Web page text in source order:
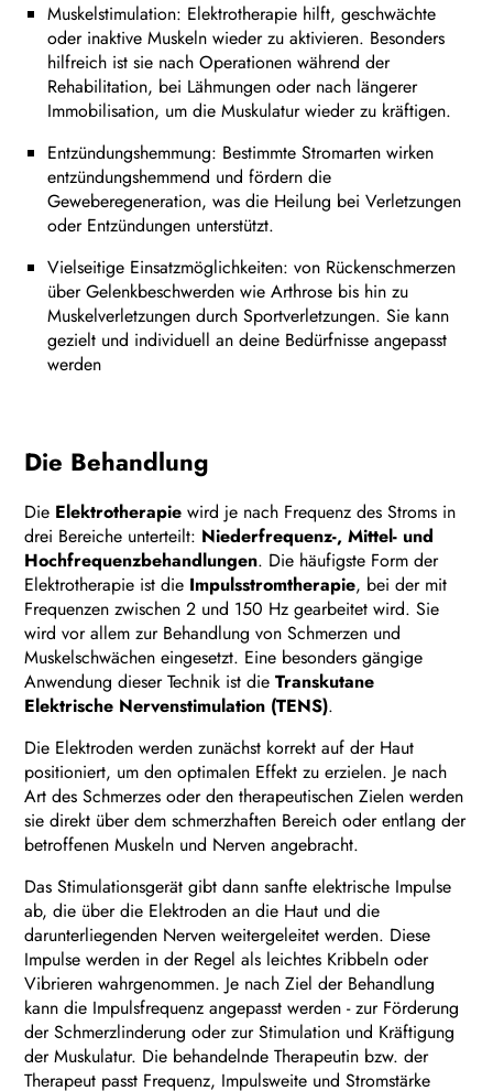
Muskelstimulation: Elektrotherapie hilft, geschwächte
oder inaktive Muskeln wieder zu aktivieren. Besonders
hilfreich ist sie nach Operationen während der
Rehabilitation, bei Lähmungen oder nach längerer
Immobilisation, um die Muskulatur wieder zu kräftigen.
Entzündungshemmung: Bestimmte Stromarten wirken
entzündungshemmend und fördern die
Geweberegeneration, was die Heilung bei Verletzungen
oder Entzündungen unterstützt.
Vielseitige Einsatzmöglichkeiten: von Rückenschmerzen
über Gelenkbeschwerden wie Arthrose bis hin zu
Muskelverletzungen durch Sportverletzungen. Sie kann
gezielt und individuell an deine Bedürfnisse angepasst
werden
Die Behandlung
Die Elektrotherapie wird je nach Frequenz des Stroms in
drei Bereiche unterteilt: Niederfrequenz-, Mittel- und
Hochfrequenzbehandlungen. Die häufigste Form der
Elektrotherapie ist die Impulsstromtherapie, bei der mit
Frequenzen zwischen 2 und 150 Hz gearbeitet wird. Sie
wird vor allem zur Behandlung von Schmerzen und
Muskelschwächen eingesetzt. Eine besonders gängige
Anwendung dieser Technik ist dieTranskutane
Elektrische Nervenstimulation (TENS).
Die Elektroden werden zunächst korrekt auf der Haut
positioniert, um den optimalen Effekt zu erzielen. Je nach
Art des Schmerzes oder den therapeutischen Zielen werden
sie direkt über dem schmerzhaften Bereich oder entlang der
betroffenen Muskeln und Nerven angebracht.
Das Stimulationsgerät gibt dann sanfte elektrische Impulse
ab, die über die Elektroden an die Haut und die
darunterliegenden Nerven weitergeleitet werden. Diese
Impulse werden in der Regel als leichtes Kribbeln oder
Vibrieren wahrgenommen. Je nach Ziel der Behandlung
kann die Impulsfrequenz angepasst werden - zur Förderung
der Schmerzlinderung oder zur Stimulation und Kräftigung
der Muskulatur. Die behandelnde Therapeutin bzw. der
Therapeut passt Frequenz, Impulsweite und Stromstärke